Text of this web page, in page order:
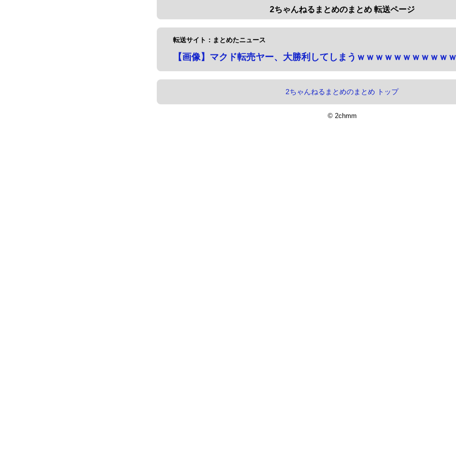
2ちゃんねるまとめのまとめ 転送ページ
転送サイト：まとめたニュース
【画像】マクド転売ヤー、大勝利してしまうｗｗｗｗｗｗｗｗｗｗ
2ちゃんねるまとめのまとめ トップ
© 2chmm